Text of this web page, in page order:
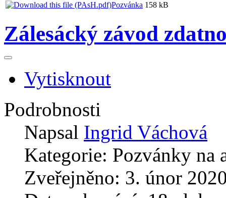
Pozvánka 158 kB
Zálesácký závod
Vytisknout
Podrobnosti
Napsal Ingrid Váchová
Kategorie: Pozvánky na
Zveřejněno: 3. únor